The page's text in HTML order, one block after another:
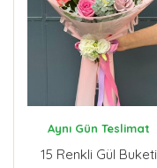
Aynı Gün Teslimat
15 Renkli Gül Buketi